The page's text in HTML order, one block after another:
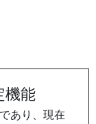
機能
あり、現在